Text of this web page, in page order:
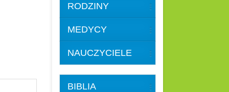
RODZINY
MEDYCY
NAUCZYCIELE
BIBLIA